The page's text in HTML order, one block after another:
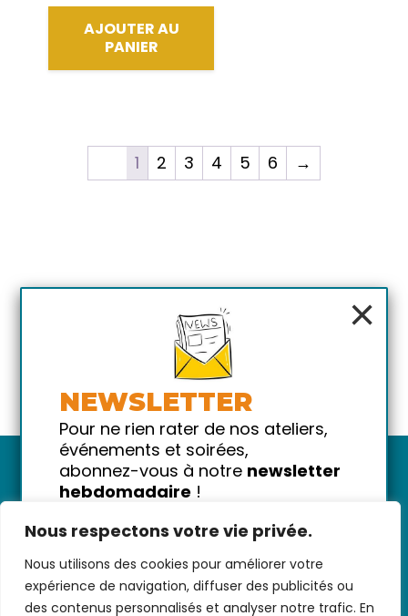
Nous respectons votre vie privée.
Nous utilisons des cookies pour améliorer votre
expérience de navigation, diffuser des publicités ou
des contenus personnalisés et analyser notre trafic. En
AJOUTER AU
PANIER
1 2 3 4 5 6 →
Nous contacter-CGV/CGU-Données
personnelles-Infos pratiques- FAQ
×
NEWSLETTER
Pour ne rien rater de nos ateliers,
événements et soirées,
abonnez-vous à notre newsletter
hebdomadaire !
!
Votre email